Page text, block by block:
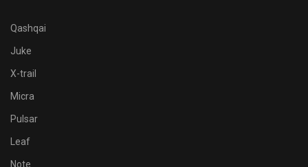
Qashqai
Juke
X-trail
Micra
Pulsar
Leaf
Note